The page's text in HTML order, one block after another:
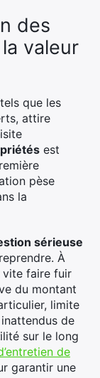
des
valeur
que les
attire
est
pèse
la
sérieuse
À
vite faire fuir
du montant
limite
de
sur le long
de
garantir une